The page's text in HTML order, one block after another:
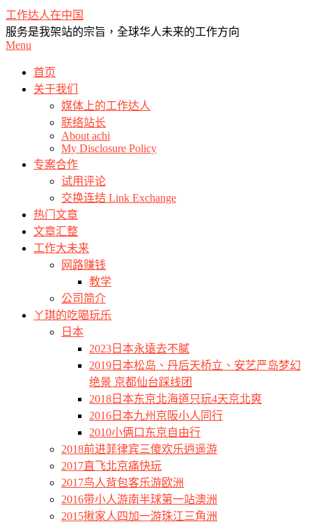
Skip
to
content
工作达人在中国
服务是我架站的宗旨，全球华人未来的工作方向
Primary
Menu
Menu
首页
关于我们
媒体上的工作达人
联络站长
About achi
My Disclosure Policy
专案合作
试用评论
交换连结 Link Exchange
热门文章
文章汇整
工作大未来
网路赚钱
教学
公司简介
ㄚ琪的吃喝玩乐
日本
2023日本永遠去不膩
2019日本松岛、丹后天桥立、安艺严岛梦幻
绝景 京都仙台踩线团
2018日本东京北海道只玩4天京北爽
2016日本九州京阪小人同行
2010小俩口东京自由行
2018前进菲律宾三傻欢乐逍遥游
2017直飞北京痛快玩
2017鸟人背包客乐游欧洲
2016带小人游南半球第一站澳洲
2015揪家人四加一游珠江三角洲